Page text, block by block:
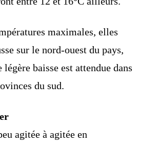
maximales, elles
sur le nord-ouest du pays,
légère baisse est attendue dans
du sud.
agitée à agitée en